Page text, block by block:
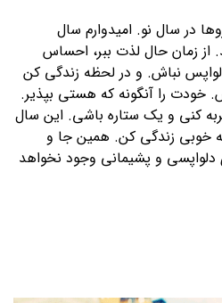
در سال نو. امیدوارم سال
از زمان حال لذت ببر، احساس
نباش. و در لحظه زندگی کن
را آنگونه که هستی بپذیر.
کنی و یک ستاره باشی. این سال
خوبی زندگی کن. همین جا و
دلواپسی و پشیمانی وجود نخواهد